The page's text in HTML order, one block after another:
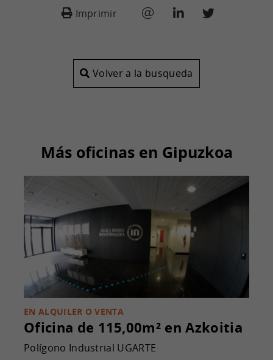
Imprimir
Volver a la busqueda
Más oficinas en Gipuzkoa
EN ALQUILER O VENTA
Oficina de 115,00m² en Azkoitia
Polígono Industrial UGARTE